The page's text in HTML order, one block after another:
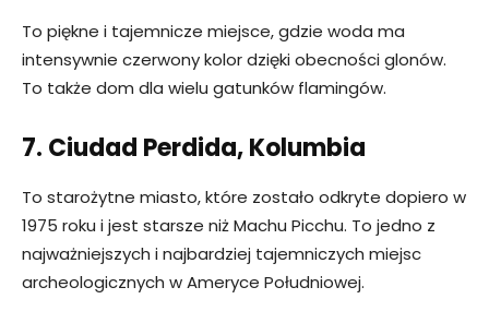
To piękne i tajemnicze miejsce, gdzie woda ma
intensywnie czerwony kolor dzięki obecności glonów.
To także dom dla wielu gatunków flamingów.
7. Ciudad Perdida, Kolumbia
To starożytne miasto, które zostało odkryte dopiero w
1975 roku i jest starsze niż Machu Picchu. To jedno z
najważniejszych i najbardziej tajemniczych miejsc
archeologicznych w Ameryce Południowej.